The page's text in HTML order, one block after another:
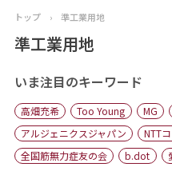
ニュース
おすすめコンテンツ
出版物
会社概要
トップ › 準工業用地
準工業用地
いま注目のキーワード
高畑充希 Too Young MG
アルジェニクスジャパン
NTT
全国筋無力症友の会
b.dot